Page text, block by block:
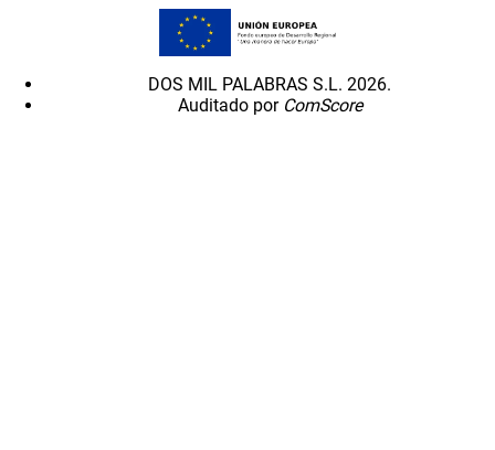
DOS MIL PALABRAS S.L. 2026.
Auditado por ComScore